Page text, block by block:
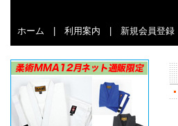
ホーム 利用案内 新規会員登録